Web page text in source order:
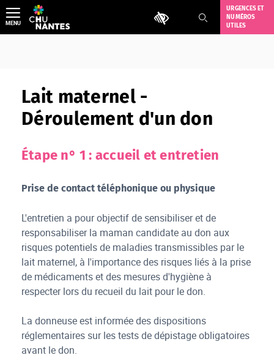
Aller
au
contenu
Outils d'accessibilité
URGENCES ET
NUMÉROS
UTILES
MENU
Lait maternel -
Déroulement d'un don
Étape n° 1 : accueil et entretien
Prise de contact téléphonique ou physique
L'entretien a pour objectif de sensibiliser et de
responsabiliser la maman candidate au don aux
risques potentiels de maladies transmissibles par le
lait maternel, à l'importance des risques liés à la prise
de médicaments et des mesures d'hygiène à
respecter lors du recueil du lait pour le don.
La donneuse est informée des dispositions
réglementaires sur les tests de dépistage obligatoires
avant le don.